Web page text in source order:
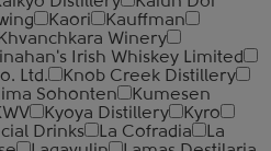
Kaori
Kauffman
Khvanchkara Winery
Irish Whiskey Limited
Ltd.
Knob Creek Distillery
Sohonten
Kumesen
Kyoya Distillery
Kyro
Drinks La Cofradia
La